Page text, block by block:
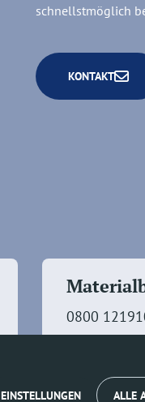
ALLE
EINSTELLUNGEN
schnellstmöglich
KONTAKT
0800